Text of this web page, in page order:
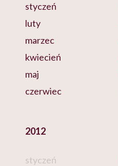
styczeń
luty
marzec
kwiecień
maj
czerwiec
2012
styczeń